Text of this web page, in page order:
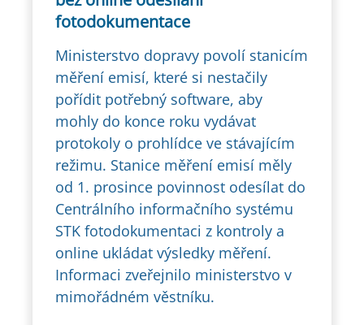
fotodokumentace
Ministerstvo dopravy povolí stanicím
měření emisí, které si nestačily
pořídit potřebný software, aby
mohly do konce roku vydávat
protokoly o prohlídce ve stávajícím
režimu. Stanice měření emisí měly
od 1. prosince povinnost odesílat do
Centrálního informačního systému
STK fotodokumentaci z kontroly a
online ukládat výsledky měření.
Informaci zveřejnilo ministerstvo v
mimořádném věstníku.